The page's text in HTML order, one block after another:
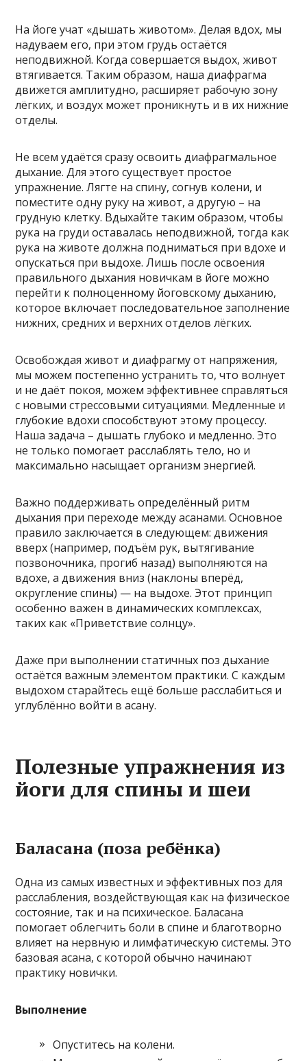
На йоге учат «дышать животом». Делая вдох, мы
надуваем его, при этом грудь остаётся
неподвижной. Когда совершается выдох, живот
втягивается. Таким образом, наша диафрагма
движется амплитудно, расширяет рабочую зону
лёгких, и воздух может проникнуть и в их нижние
отделы.
Не всем удаётся сразу освоить диафрагмальное
дыхание. Для этого существует простое
упражнение. Лягте на спину, согнув колени, и
поместите одну руку на живот, а другую – на
грудную клетку. Вдыхайте таким образом, чтобы
рука на груди оставалась неподвижной, тогда как
рука на животе должна подниматься при вдохе и
опускаться при выдохе. Лишь после освоения
правильного дыхания новичкам в йоге можно
перейти к полноценному йоговскому дыханию,
которое включает последовательное заполнение
нижних, средних и верхних отделов лёгких.
Освобождая живот и диафрагму от напряжения,
мы можем постепенно устранить то, что волнует
и не даёт покоя, можем эффективнее справляться
с новыми стрессовыми ситуациями. Медленные и
глубокие вдохи способствуют этому процессу.
Наша задача – дышать глубоко и медленно. Это
не только помогает расслаблять тело, но и
максимально насыщает организм энергией.
Важно поддерживать определённый ритм
дыхания при переходе между асанами. Основное
правило заключается в следующем: движения
вверх (например, подъём рук, вытягивание
позвоночника, прогиб назад) выполняются на
вдохе, а движения вниз (наклоны вперёд,
округление спины) — на выдохе. Этот принцип
особенно важен в динамических комплексах,
таких как «Приветствие солнцу».
Даже при выполнении статичных поз дыхание
остаётся важным элементом практики. С каждым
выдохом старайтесь ещё больше расслабиться и
углублённо войти в асану.
Полезные упражнения из
йоги для спины и шеи
Баласана (поза ребёнка)
Одна из самых известных и эффективных поз для
расслабления, воздействующая как на физическое
состояние, так и на психическое. Баласана
помогает облегчить боли в спине и благотворно
влияет на нервную и лимфатическую системы. Это
базовая асана, с которой обычно начинают
практику новички.
Выполнение
Опуститесь на колени.